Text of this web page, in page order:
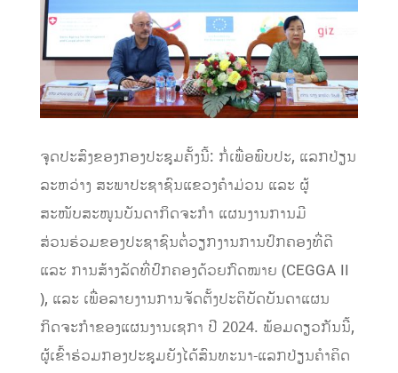
ຈຸດປະສົງຂອງກອງປະຊຸມຄັ້ງນີ້: ກໍ່ເພື່ອພົບປະ, ແລກປ່ຽນ
ລະຫວ່າງ ສະພາປະຊາຊົນແຂວງຄໍາມ່ວນ ແລະ ຜູ້
ສະໜັບສະໜູນບັນດາກິດຈະກຳ ແຜນງານການມີ
ສ່ວນຮ່ວມຂອງປະຊາຊົນຕໍ່ວຽກງານການປົກຄອງທີ່ດີ
ແລະ ການສ້າງລັດທີ່ປົກຄອງດ້ວຍກົດໝາຍ (CEGGA II
), ແລະ ເພື່ອລາຍງານການຈັດຕັ້ງປະຕິບັດບັນດາແຜນ
ກິດຈະກຳຂອງແຜນງານເຊກາ ປີ 2024. ພ້ອມດຽວກັນນີ້,
ຜູ້ເຂົ້າຮ່ວມກອງປະຊຸມຍັງໄດ້ສົນທະນາ-ແລກປ່ຽນຄຳຄິດ